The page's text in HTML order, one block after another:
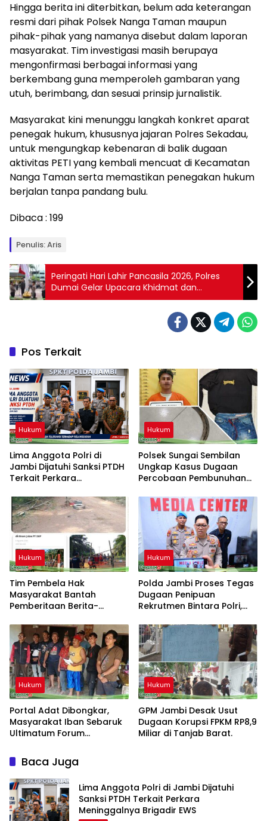
Hingga berita ini diterbitkan, belum ada keterangan
resmi dari pihak Polsek Nanga Taman maupun
pihak-pihak yang namanya disebut dalam laporan
masyarakat. Tim investigasi masih berupaya
mengonfirmasi berbagai informasi yang
berkembang guna memperoleh gambaran yang
utuh, berimbang, dan sesuai prinsip jurnalistik.
Masyarakat kini menunggu langkah konkret aparat
penegak hukum, khususnya jajaran Polres Sekadau,
untuk mengungkap kebenaran di balik dugaan
aktivitas PETI yang kembali mencuat di Kecamatan
Nanga Taman serta memastikan penegakan hukum
berjalan tanpa pandang bulu.
Dibaca : 199
Penulis: Aris
Peringati Hari Lahir Pancasila 2026, Polres
Dumai Gelar Upacara Khidmat dan
Teguhkan Semangat Persatuan
Pos Terkait
Hukum
Lima Anggota Polri di
Jambi Dijatuhi Sanksi PTDH
Terkait Perkara
Hukum
Polsek Sungai Sembilan
Ungkap Kasus Dugaan
Percobaan Pembunuhan
Hukum
Tim Pembela Hak
Masyarakat Bantah
Pemberitaan Berita-
Tidak Sesuai Fakta dan
Akan Tempuh Jalur Dewan
Pers
Hukum
Polda Jambi Proses Tegas
Dugaan Penipuan
Rekrutmen Bintara Polri,
Hukum
Portal Adat Dibongkar,
Masyarakat Iban Sebaruk
Ultimatum Forum
“Jangan Biarkan Hukum
Adat Dilecehkan”
Hukum
GPM Jambi Desak Usut
Dugaan Korupsi FPKM RP8,9
Miliar di Tanjab Barat.
Baca Juga
Lima Anggota Polri di Jambi Dijatuhi
Sanksi PTDH Terkait Perkara
Meninggalnya Brigadir EWS